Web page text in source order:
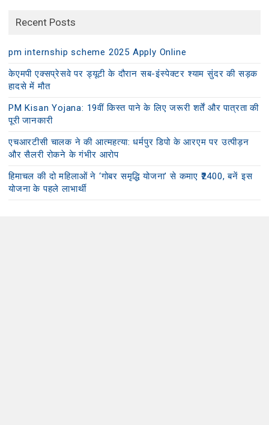
Recent Posts
pm internship scheme 2025 Apply Online
केएमपी एक्सप्रेसवे पर ड्यूटी के दौरान सब-इंस्पेक्टर श्याम सुंदर की सड़क
हादसे में मौत
PM Kisan Yojana: 19वीं किस्त पाने के लिए जरूरी शर्तें और पात्रता की
पूरी जानकारी
एचआरटीसी चालक ने की आत्महत्या: धर्मपुर डिपो के आरएम पर उत्पीड़न
और सैलरी रोकने के गंभीर आरोप
हिमाचल की दो महिलाओं ने ‘गोबर समृद्धि योजना’ से कमाए ₹2400, बनें इस
योजना के पहले लाभार्थी